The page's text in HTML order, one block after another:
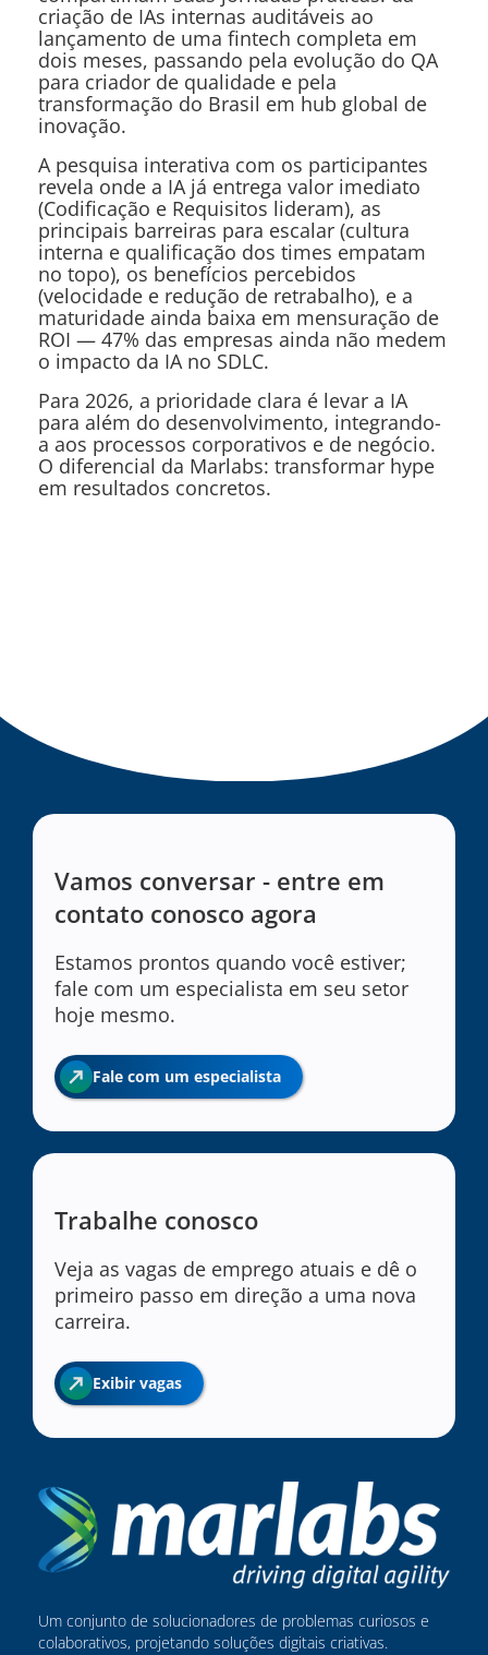
criação de IAs internas auditáveis ao
lançamento de uma fintech completa em
dois meses, passando pela evolução do QA
para criador de qualidade e pela
transformação do Brasil em hub global de
inovação.
A pesquisa interativa com os participantes
revela onde a IA já entrega valor imediato
(Codificação e Requisitos lideram), as
principais barreiras para escalar (cultura
interna e qualificação dos times empatam
no topo), os benefícios percebidos
(velocidade e redução de retrabalho), e a
maturidade ainda baixa em mensuração de
ROI — 47% das empresas ainda não medem
o impacto da IA no SDLC.
Para 2026, a prioridade clara é levar a IA
para além do desenvolvimento, integrando-
a aos processos corporativos e de negócio.
O diferencial da Marlabs: transformar hype
em resultados concretos.
Vamos conversar - entre em
contato conosco agora
Estamos prontos quando você estiver;
fale com um especialista em seu setor
hoje mesmo.
Fale com um especialista
Trabalhe conosco
Veja as vagas de emprego atuais e dê o
primeiro passo em direção a uma nova
carreira.
Exibir vagas
Um conjunto de solucionadores de problemas curiosos e
colaborativos, projetando soluções digitais criativas.